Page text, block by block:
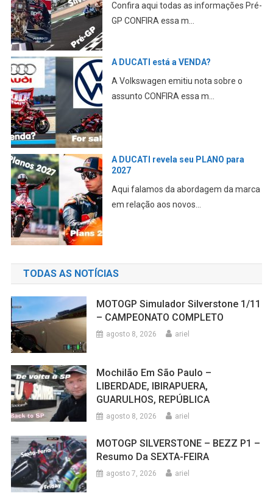
Confira aqui todas as informações Pré-
GP CONFIRA essa m...
A DUCATI está a VENDA?
A Volkswagen emitiu nota sobre o
assunto CONFIRA essa m...
A DUCATI revela seu PLANO para
2027
Aqui falamos da abordagem da marca
em relação aos novos...
TODAS AS NOTÍCIAS
MOTOGP Simulador Silverstone 1/11
– CAMPEONATO COMPLETO
agosto 8, 2026 ariel
Mochilão Em São Paulo –
LIBERDADE, IBIRAPUERA,
GUARULHOS, REPÚBLICA
agosto 8, 2026 ariel
MOTOGP SILVERSTONE – BEZZ P1 –
Resumo Da SEXTA-FEIRA
agosto 7, 2026 ariel